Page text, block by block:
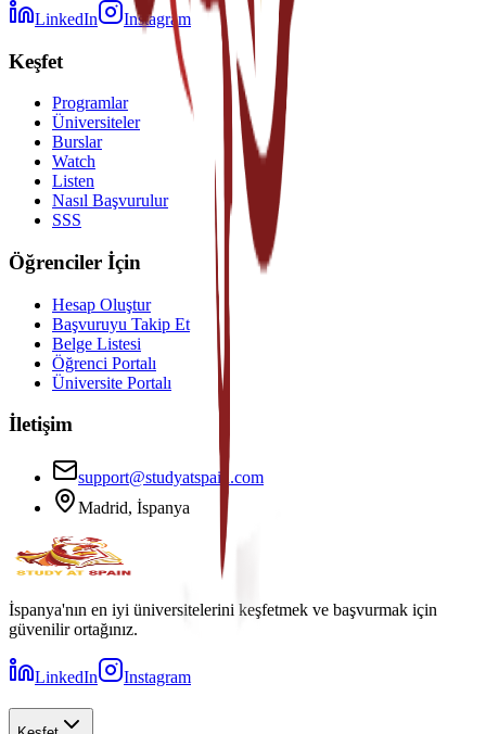
LinkedIn Instagram
Keşfet
Programlar
Üniversiteler
Burslar
Watch
Listen
Nasıl Başvurulur
SSS
Öğrenciler İçin
Hesap Oluştur
Başvuruyu Takip Et
Belge Listesi
Öğrenci Portalı
Üniversite Portalı
İletişim
support@studyatspain.com
Madrid, İspanya
İspanya'nın en iyi üniversitelerini keşfetmek ve başvurmak için
güvenilir ortağınız.
LinkedIn Instagram